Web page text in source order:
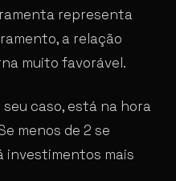
representa
a relação
muito favorável.
seu caso, está na hora
menos de 2 se
investimentos mais